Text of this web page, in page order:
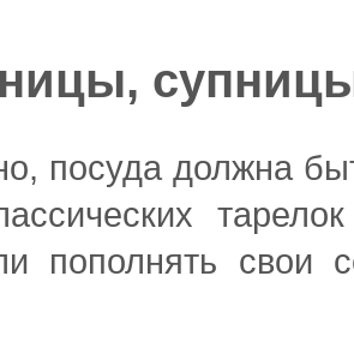
посуда должна
пополнять свои